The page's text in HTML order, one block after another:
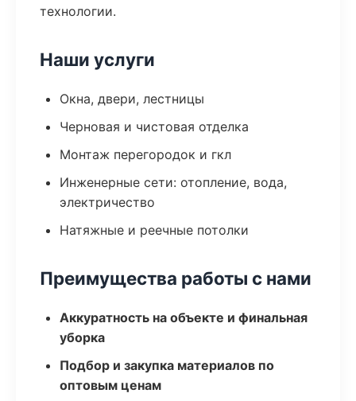
технологии.
Наши услуги
Окна, двери, лестницы
Черновая и чистовая отделка
Монтаж перегородок и гкл
Инженерные сети: отопление, вода,
электричество
Натяжные и реечные потолки
Преимущества работы с нами
Аккуратность на объекте и финальная
уборка
Подбор и закупка материалов по
оптовым ценам